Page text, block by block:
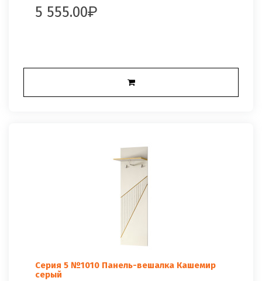
5 555.00
Серия 5 №1010 Панель-вешалка Кашемир
серый